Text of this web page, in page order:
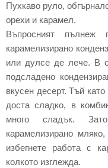
Пухкаво руло,
орехи и карамел.
Въпросният пълнеж
карамелизирано
или дулсе де лече. В
подсладено
вкусен десерт. Тъй
доста сладко, в
много сладък.
карамелизирано
избегнете работа с
колкото изглежда.